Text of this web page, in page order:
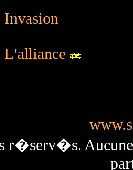
Invasion
L'alliance
r�serv�s.